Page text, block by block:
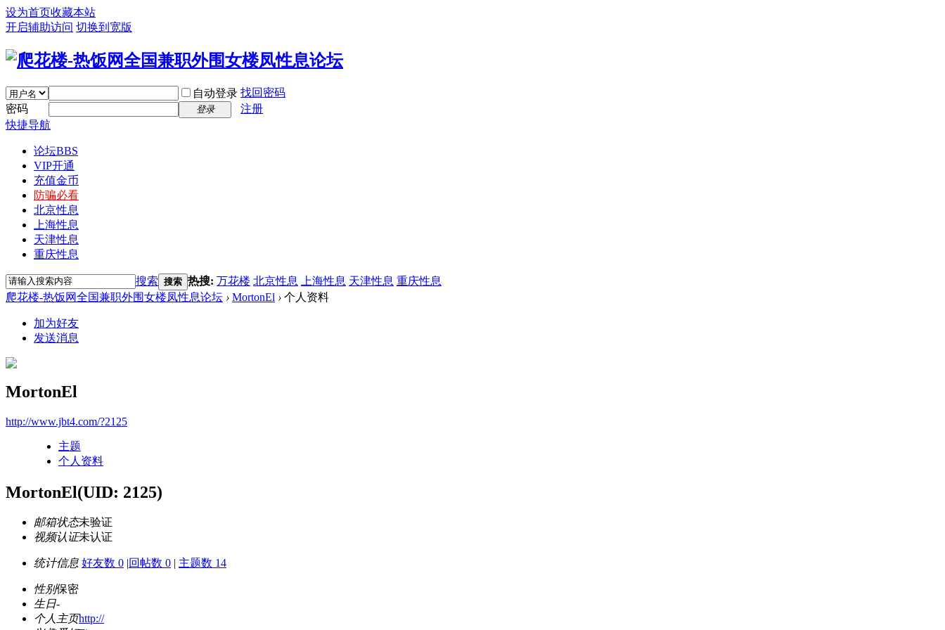
设为首页收藏本站
开启辅助访问 切换到宽版
自动登录 找回密码
密码
登录
注册
快捷导航
论坛BBS
VIP开通
充值金币
防骗必看
北京性息
上海性息
天津性息
重庆性息
搜索 搜索 热搜: 万花楼 北京性息 上海性息 天津性息 重庆性息
爬花楼-热饭网全国兼职外围女楼凤性息论坛 › MortonEl › 个人资料
加为好友
发送消息
MortonEl
http://www.jbt4.com/?2125
主题
个人资料
MortonEl(UID: 2125)
邮箱状态未验证
视频认证未认证
统计信息 好友数 0 |回帖数 0 | 主题数 14
性别保密
生日-
个人主页http://